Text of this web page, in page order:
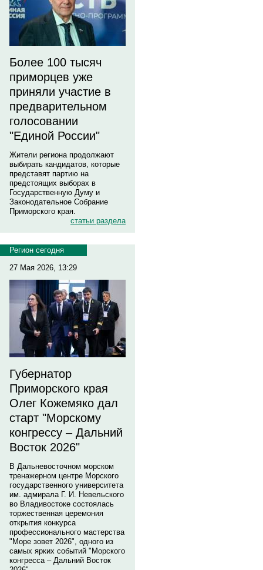
Более 100 тысяч
приморцев уже
приняли участие в
предварительном
голосовании
"Единой России"
Жители региона продолжают
выбирать кандидатов, которые
представят партию на
предстоящих выборах в
Государственную Думу и
Законодательное Собрание
Приморского края.
статьи раздела
Регион сегодня
27 Мая 2026, 13:29
Губернатор
Приморского края
Олег Кожемяко дал
старт "Морскому
конгрессу – Дальний
Восток 2026"
В Дальневосточном морском
тренажерном центре Морского
государственного университета
им. адмирала Г. И. Невельского
во Владивостоке состоялась
торжественная церемония
открытия конкурса
профессионального мастерства
"Море зовет 2026", одного из
самых ярких событий "Морского
конгресса – Дальний Восток